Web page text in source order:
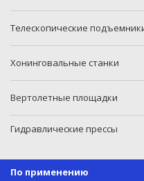
Телескопические
Хонинговальные станки
Вертолетные площадки
Гидравлические прессы
По применению